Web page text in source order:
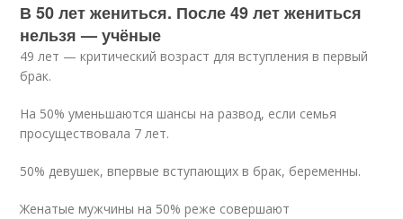
В 50 лет жениться. После 49 лет жениться
нельзя — учёные
49 лет — критический возраст для вступления в первый
брак.
На 50% уменьшаются шансы на развод, если семья
просуществовала 7 лет.
50% девушек, впервые вступающих в брак, беременны.
Женатые мужчины на 50% реже совершают